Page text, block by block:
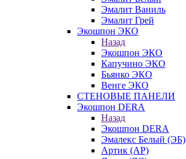
Эмалит Ваниль
Эмалит Грей
Экошпон ЭКО
Назад
Экошпон ЭКО
Капучино ЭКО
Бьянко ЭКО
Венге ЭКО
СТЕНОВЫЕ ПАНЕЛИ
Экошпон DERA
Назад
Экошпон DERA
Эмалекс Белый (ЭБ)
Артик (АР)